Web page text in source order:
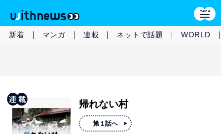
新着 マンガ 連載 ネットで話題 WORLD
帰れない村
第１話へ